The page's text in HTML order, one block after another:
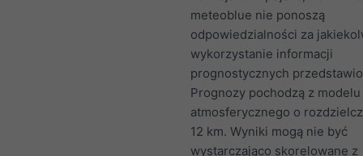
meteoblue nie ponoszą
odpowiedzialności za
wykorzystanie informacji
prognostycznych
Prognozy pochodzą z modelu
atmosferycznego o
12 km. Wyniki mogą nie być
wystarczająco skorelowane z